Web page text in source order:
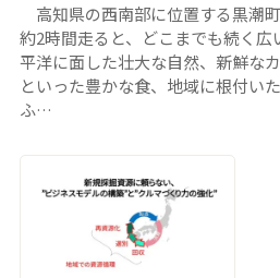
高知県の西南部に位置する黒潮
約2時間走ると、どこまでも続く
平洋に面した壮大な自然、新鮮な
といった豊かな食、地域に根付い
ふ…